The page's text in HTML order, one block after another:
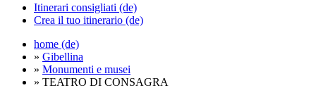
Itinerari consigliati (de)
Crea il tuo itinerario (de)
home (de)
» Gibellina
» Monumenti e musei
» TEATRO DI CONSAGRA